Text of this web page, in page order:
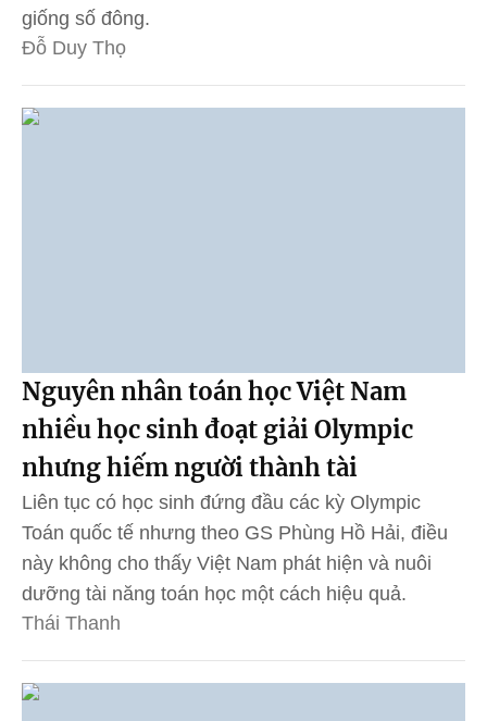
giống số đông.
Đỗ Duy Thọ
Nguyên nhân toán học Việt Nam
nhiều học sinh đoạt giải Olympic
nhưng hiếm người thành tài
Liên tục có học sinh đứng đầu các kỳ Olympic
Toán quốc tế nhưng theo GS Phùng Hồ Hải, điều
này không cho thấy Việt Nam phát hiện và nuôi
dưỡng tài năng toán học một cách hiệu quả.
Thái Thanh